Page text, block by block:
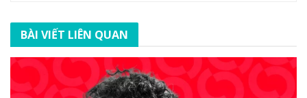
BÀI VIẾT LIÊN QUAN